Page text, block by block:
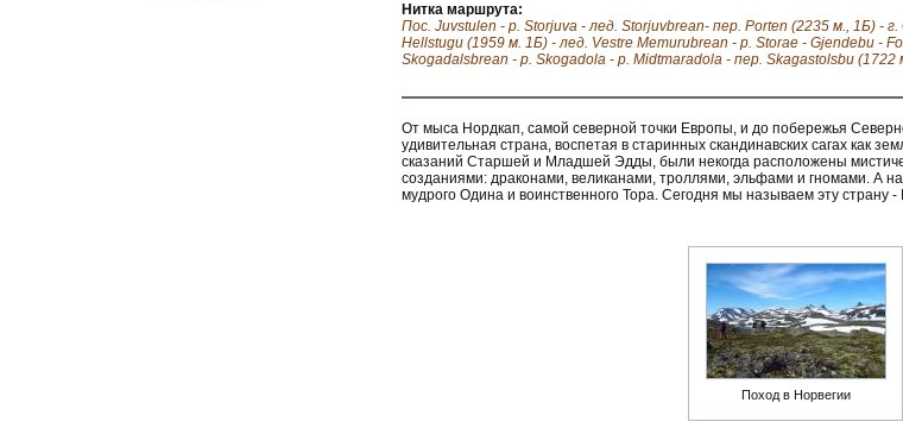
Нитка маршрута:
Пос. Juvstulen - р. Storjuva - лед. Storjuvbrean- пер. Porten (2235 м., 1Б) -
Hellstugu (1959 м. 1Б) - лед. Vestre Memurubrean - р. Storae - Gjendebu -
Skogadalsbrean - p. Skogadola - p. Midtmaradola - пер. Skagastolsbu (1722
От мыса Нордкап, самой северной точки Европы, и до побережья
удивительная страна, воспетая в старинных скандинавских сагах как
сказаний Старшей и Младшей Эдды, были некогда расположены
созданиями: драконами, великанами, троллями, эльфами и гномами. А
мудрого Одина и воинственного Тора. Сегодня мы называем эту страну -
Поход в Норвегии